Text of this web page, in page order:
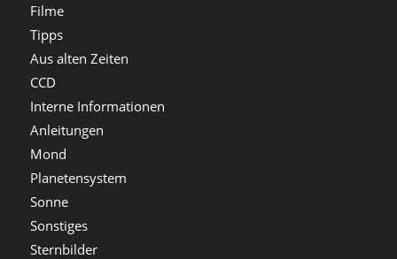
Filme
Tipps
Aus alten Zeiten
CCD
Interne Informationen
Anleitungen
Mond
Planetensystem
Sonne
Sonstiges
Sternbilder